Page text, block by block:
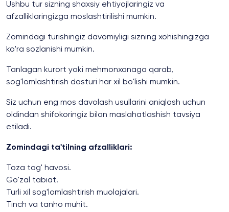
Ushbu tur sizning shaxsiy ehtiyojlaringiz va
afzalliklaringizga moslashtirilishi mumkin.
Zomindagi turishingiz davomiyligi sizning xohishingizga
ko'ra sozlanishi mumkin.
Tanlagan kurort yoki mehmonxonaga qarab,
sog'lomlashtirish dasturi har xil bo'lishi mumkin.
Siz uchun eng mos davolash usullarini aniqlash uchun
oldindan shifokoringiz bilan maslahatlashish tavsiya
etiladi.
Zomindagi ta'tilning afzalliklari:
Toza tog' havosi.
Go'zal tabiat.
Turli xil sog'lomlashtirish muolajalari.
Tinch va tanho muhit.